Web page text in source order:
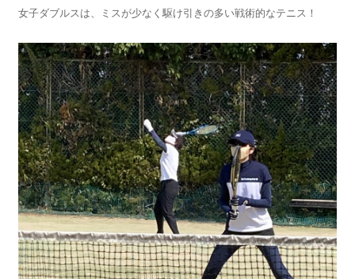
女子ダブルスは、ミスが少なく駆け引きの多い戦術的なテニス！